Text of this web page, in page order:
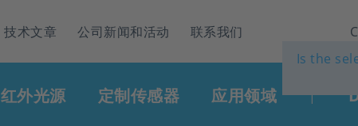
技术文章 公司新闻和活动 联系我们
Is the
红外光源 定制传感器 应用领域 |